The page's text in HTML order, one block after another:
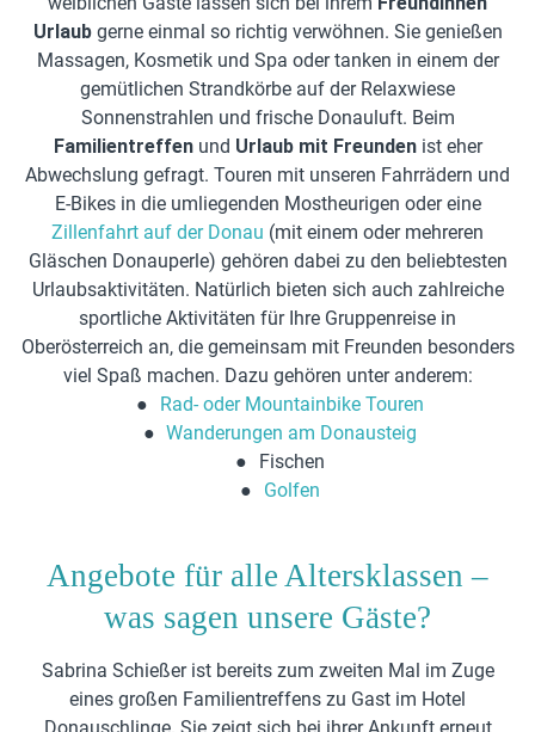
Urlaubgerne einmal so richtig verwöhnen. Sie genießen
Massagen, Kosmetik und Spa oder tanken in einem der
gemütlichen Strandkörbe auf der Relaxwiese
Sonnenstrahlen und frische Donauluft. Beim
Familientreffenund Urlaub mit Freundenist eher
Abwechslung gefragt. Touren mit unseren Fahrrädern und
E-Bikes in die umliegenden Mostheurigen oder eine
Zillenfahrt auf der Donau (mit einem oder mehreren
Gläschen Donauperle) gehören dabei zu den beliebtesten
Urlaubsaktivitäten. Natürlich bieten sich auch zahlreiche
sportliche Aktivitäten für Ihre Gruppenreise in
Oberösterreich an, die gemeinsam mit Freunden besonders
viel Spaß machen. Dazu gehören unter anderem:
Rad- oder Mountainbike Touren
Wanderungen am Donausteig
Fischen
Golfen
Angebote für alle Altersklassen –
was sagen unsere Gäste?
Sabrina Schießer ist bereits zum zweiten Mal im Zuge
eines großen Familientreffens zu Gast im Hotel
Donauschlinge. Sie zeigt sich bei ihrer Ankunft erneut